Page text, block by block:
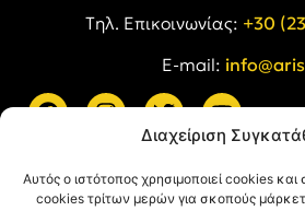
Διαχείριση
Αυτός ο ιστότοπος χρησιμοποιεί cookies
cookies τρίτων μερών για σκοπούς
Tηλ. Επικοινωνίας: +30
E-mail: